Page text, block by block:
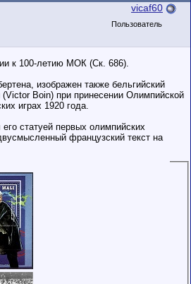
vicaf60
Пользователь
к 100-летию МОК (Ск. 686).
изображен также бельгийский
Boin) при принесении Олимпийской
играх 1920 года.
статуей первых олимпийских
французский текст на